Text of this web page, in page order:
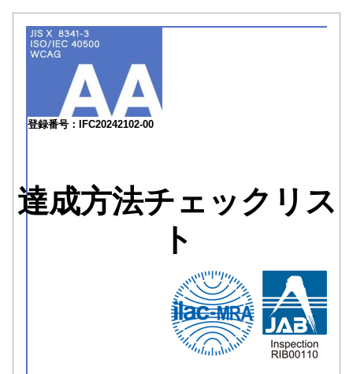
登録番号：IFC20242102-00
達成方法チェックリス
ト